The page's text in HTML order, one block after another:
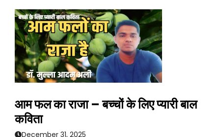
आम फल का राजा – बच्चों के लिए प्यारी बाल
कविता
December 31, 2025